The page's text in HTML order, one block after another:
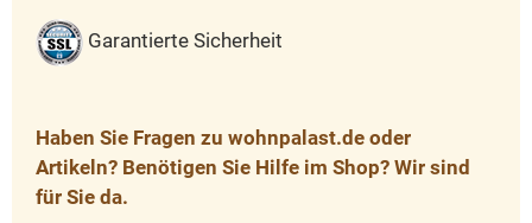
Garantierte Sicherheit
Haben Sie Fragen zu wohnpalast.de oder
Artikeln? Benötigen Sie Hilfe im Shop? Wir sind
für Sie da.